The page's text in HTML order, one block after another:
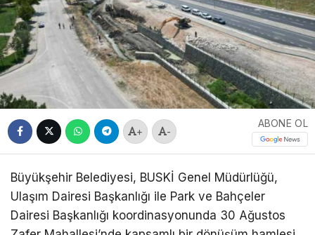
+ -
ABONE OL
Büyükşehir Belediyesi, BUSKİ Genel Müdürlüğü,
Ulaşım Dairesi Başkanlığı ile Park ve Bahçeler
Dairesi Başkanlığı koordinasyonunda 30 Ağustos